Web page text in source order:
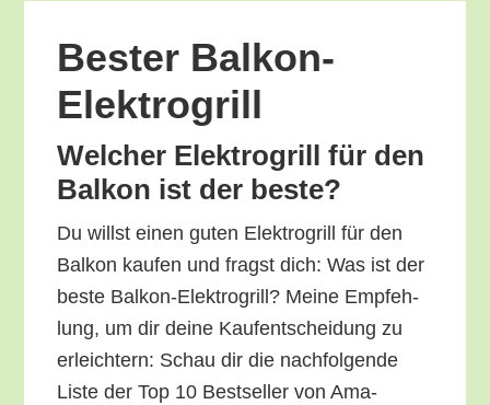
Bes­ter Balkon-
Elektrogrill
Wel­cher Elek­tro­grill für den
Bal­kon ist der beste?
Du willst einen guten Elek­tro­grill für den
Bal­kon kau­fen und fragst dich: Was ist der
bes­te Bal­kon-Elek­tro­grill? Mei­ne Emp­feh­
lung, um dir dei­ne Kauf­ent­schei­dung zu
erleich­tern: Schau dir die nach­fol­gen­de
Lis­te der Top 10 Best­sel­ler von Ama­